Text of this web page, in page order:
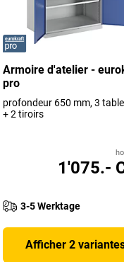
Armoire d'atelier -
pro
profondeur 650 mm, 3
+ 2 tiroirs
1'075.-
3-5 Werktage
Afficher 2